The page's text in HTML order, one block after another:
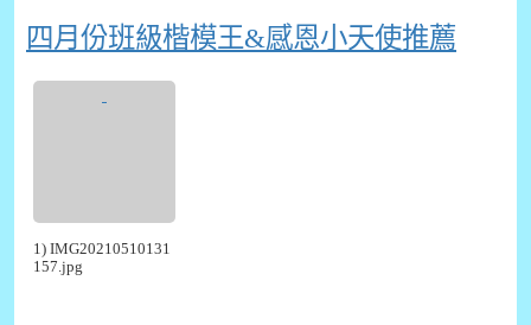
四月份班級楷模王&感恩小天使推薦
1) IMG20210510131
157.jpg